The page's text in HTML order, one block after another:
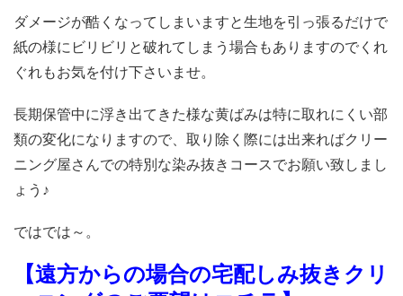
ダメージが酷くなってしまいますと生地を引っ張るだけで
紙の様にビリビリと破れてしまう場合もありますのでくれ
ぐれもお気を付け下さいませ。
長期保管中に浮き出てきた様な黄ばみは特に取れにくい部
類の変化になりますので、取り除く際には出来ればクリー
ニング屋さんでの特別な染み抜きコースでお願い致しまし
ょう♪
ではでは～。
【遠方からの場合の宅配しみ抜きクリ